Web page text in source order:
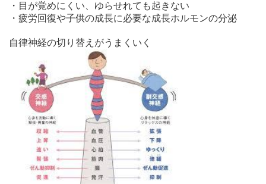
・目が覚めにくい、ゆらせれても起きない
・疲労回復や子供の成長に必要な成長ホルモンの分泌
自律神経の切り替えがうまくいく